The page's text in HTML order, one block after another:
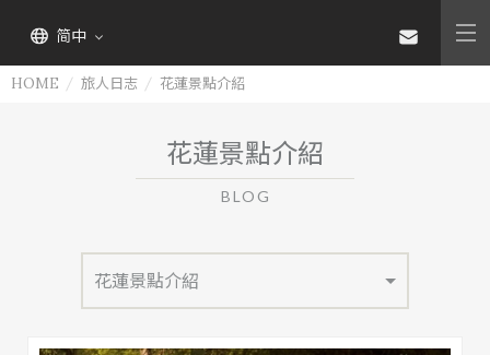
简中
HOME 旅人日志 花蓮景點介紹
花蓮景點介紹
BLOG
花蓮景點介紹